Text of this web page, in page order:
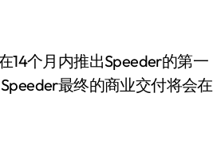
个月内推出Speeder的第一
最终的商业交付将会在